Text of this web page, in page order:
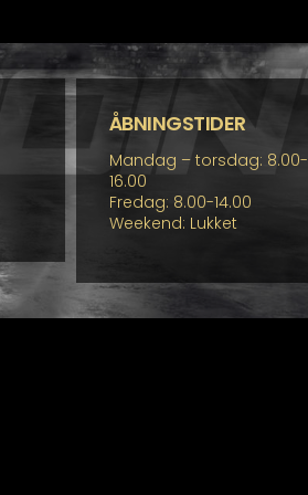
Mulighederne
kan
vælges
varesiden
ÅBNINGSTIDER
Mandag – torsdag: 8.00-
16.00
Fredag: 8.00-14.00
Weekend: Lukket